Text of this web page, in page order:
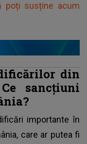
poți susține acum
din
sancțiuni
importante în
care ar putea fi